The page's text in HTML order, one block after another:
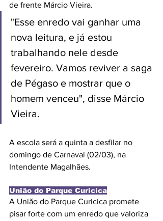
de frente Márcio Vieira.
"Esse enredo vai ganhar uma
nova leitura, e já estou
trabalhando nele desde
fevereiro. Vamos reviver a saga
de Pégaso e mostrar que o
homem venceu", disse Márcio
Vieira.
A escola será a quinta a desfilar no
domingo de Carnaval (02/03), na
Intendente Magalhães.
União do Parque Curicica
A União do Parque Curicica promete
pisar forte com um enredo que valoriza